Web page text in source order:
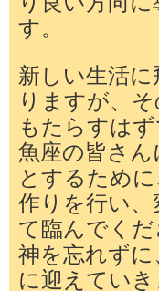
す。
新しい生活
りますが、
もたらすは
魚座の皆さ
とするため
作りを行い、
て臨んでく
神を忘れずに
に迎えていき